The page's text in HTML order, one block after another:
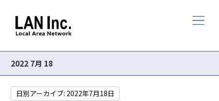
2022 7月 18
日別アーカイブ: 2022年7月18日